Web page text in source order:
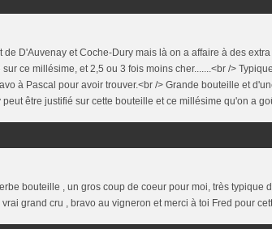
de D'Auvenay et Coche-Dury mais là on a affaire à des
ce millésime, et 2,5 ou 3 fois moins cher.......<br />
à Pascal pour avoir trouver.<br /> Grande bouteille et
être justifié sur cette bouteille et ce millésime qu'on a
bouteille , un gros coup de coeur pour moi, très typique
grand cru , bravo au vigneron et merci à toi Fred pour